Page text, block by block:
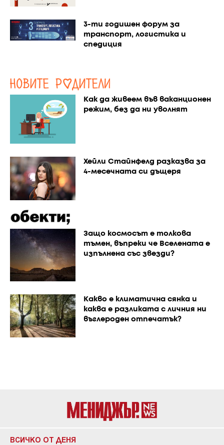
3-ти годишен форум за
транспорт, логистика и
спедиция
Как да живеем във ваканционен
режим, без да ни уволнят
Хейли Стайнфелд разказва за
4-месечната си дъщеря
Защо космосът е толкова
тъмен, въпреки че Вселената е
изпълнена със звезди?
Каквo е климатична сянка и
каква е разликата с личния ни
въглероден отпечатък?
ВСИЧКО ОТ ДЕНЯ